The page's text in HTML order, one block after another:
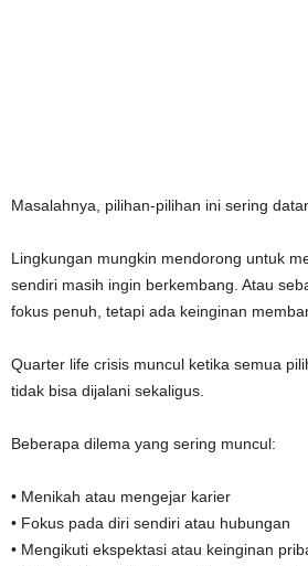
Masalahnya, pilihan-pilihan ini sering
Lingkungan mungkin mendorong untuk
sendiri masih ingin berkembang. Atau
fokus penuh, tetapi ada keinginan
Quarter life crisis muncul ketika semua
tidak bisa dijalani sekaligus.
Beberapa dilema yang sering muncul:
• Menikah atau mengejar karier
• Fokus pada diri sendiri atau hubungan
• Mengikuti ekspektasi atau keinginan